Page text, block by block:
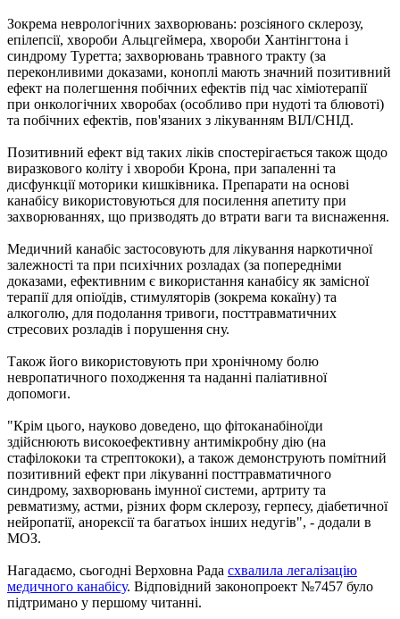
Зокрема неврологічних захворювань: розсіяного склерозу,
епілепсії, хвороби Альцгеймера, хвороби Хантінгтона і
синдрому Туретта; захворювань травного тракту (за
переконливими доказами, коноплі мають значний позитивний
ефект на полегшення побічних ефектів під час хіміотерапії
при онкологічних хворобах (особливо при нудоті та блювоті)
та побічних ефектів, пов'язаних з лікуванням ВІЛ/СНІД.
Позитивний ефект від таких ліків спостерігається також щодо
виразкового коліту і хвороби Крона, при запаленні та
дисфункції моторики кишківника. Препарати на основі
канабісу використовуються для посилення апетиту при
захворюваннях, що призводять до втрати ваги та виснаження.
Медичний канабіс застосовують для лікування наркотичної
залежності та при психічних розладах (за попередніми
доказами, ефективним є використання канабісу як замісної
терапії для опіоїдів, стимуляторів (зокрема кокаїну) та
алкоголю, для подолання тривоги, посттравматичних
стресових розладів і порушення сну.
Також його використовують при хронічному болю
невропатичного походження та наданні паліативної
допомоги.
"Крім цього, науково доведено, що фітоканабіноїди
здійснюють високоефективну антимікробну дію (на
стафілококи та стрептококи), а також демонструють помітний
позитивний ефект при лікуванні посттравматичного
синдрому, захворювань імунної системи, артриту та
ревматизму, астми, різних форм склерозу, герпесу, діабетичної
нейропатії, анорексії та багатьох інших недугів", - додали в
МОЗ.
Нагадаємо, сьогодні Верховна Рада схвалила легалізацію
медичного канабісу. Відповідний законопроект №7457 було
підтримано у першому читанні.